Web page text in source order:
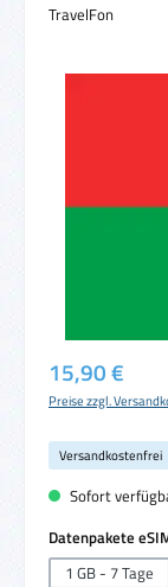
TravelFon
Regulärer Preis:
15,90 €
Preise zzgl.
Versandkostenfrei
Sofort
Datenpakete
1 GB - 7 Tage